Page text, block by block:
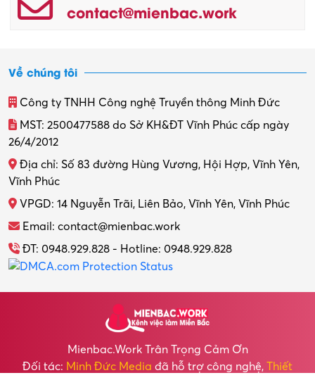
contact@mienbac.work
Về chúng tôi
Công ty TNHH Công nghệ Truyền thông Minh Đức
MST: 2500477588 do Sở KH&ĐT Vĩnh Phúc cấp ngày
26/4/2012
Địa chỉ: Số 83 đường Hùng Vương, Hội Hợp, Vĩnh Yên,
Vĩnh Phúc
VPGD: 14 Nguyễn Trãi, Liên Bảo, Vĩnh Yên, Vĩnh Phúc
Email: contact@mienbac.work
ĐT: 0948.929.828 - Hotline: 0948.929.828
Mienbac.work Trân Trọng Cảm Ơn
Đối tác: Minh Đức Media đã hỗ trợ công nghệ, Thiết